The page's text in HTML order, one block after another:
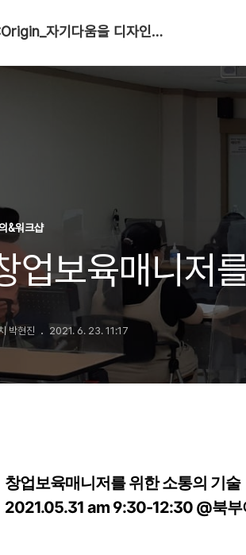
B:Origin_자기다움을 디자인합니다
&워크샵
업보육매니저
박현진 2021. 6. 23. 11:17
창업보육매니저를 위한 소통의 기술
2021.05.31 am 9:30-12:30 @북부